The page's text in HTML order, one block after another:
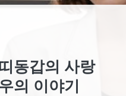
동갑의 사랑
의 이야기